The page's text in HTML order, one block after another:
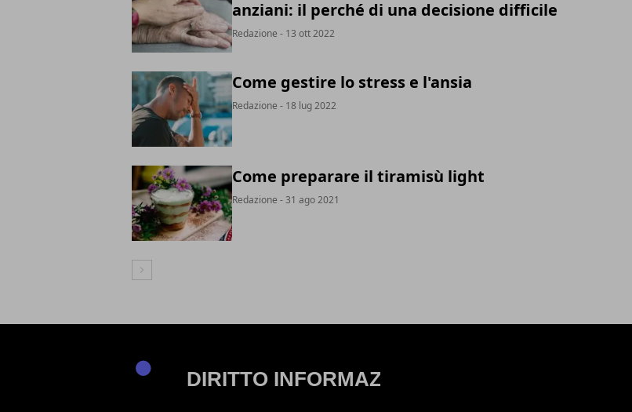
anziani: il perché di una decisione difficile
Redazione - 13 ott 2022
Come gestire lo stress e l'ansia
Redazione - 18 lug 2022
Come preparare il tiramisù light
Redazione - 31 ago 2021
Articolo Successivo